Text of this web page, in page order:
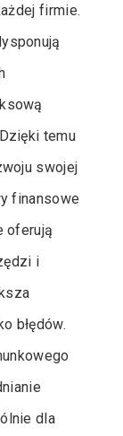
firmie.
temu
swojej
finansowe
oferują
i
błędów.
dla